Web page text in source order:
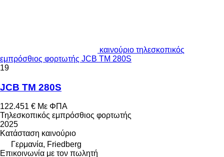
καινούριο τηλεσκοπικός
εμπρόσθιος φορτωτής JCB TM 280S
19
JCB TM 280S
122.451 € Με ΦΠΑ
Τηλεσκοπικός εμπρόσθιος φορτωτής
2025
Κατάσταση καινούριο
Γερμανία, Friedberg
Επικοινωνία με τον πωλητή